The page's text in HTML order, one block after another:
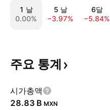
1 날
0.00%
5 날
−3.97%
6달
−5.84%
주요 통계
시가총액
‪28.83 B‬ MXN